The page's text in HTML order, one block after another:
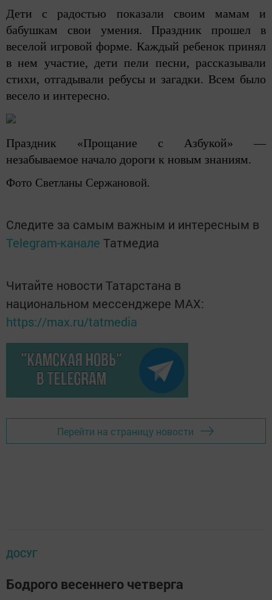
Дети с радостью показали своим мамам и
бабушкам свои умения. Праздник прошел в
веселой игровой форме. Каждый ребенок принял
в нем участие, дети пели песни, рассказывали
стихи, отгадывали ребусы и загадки. Всем было
весело и интересно.
Праздник «Прощание с Азбукой» —
незабываемое начало дороги к новым знаниям.
Фото Светланы Сержановой.
Следите за самым важным и интересным в
Telegram-канале Татмедиа
Читайте новости Татарстана в
национальном мессенджере MАХ:
https://max.ru/tatmedia
Перейти на страницу новости
ДОСУГ
Бодрого весеннего четверга